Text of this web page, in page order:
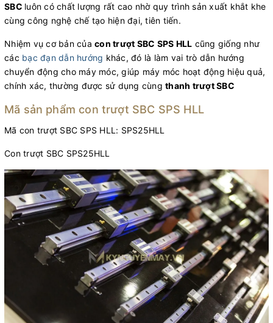
SBC luôn có chất lượng rất cao nhờ quy trình sản xuất khắt khe
cùng công nghệ chế tạo hiện đại, tiên tiến.
Nhiệm vụ cơ bản của con trượt SBC SPS HLL cũng giống như
các bạc đạn dẫn hướng khác, đó là làm vai trò dẫn hướng
chuyển động cho máy móc, giúp máy móc hoạt động hiệu quả,
chính xác, thường được sử dụng cùng thanh trượt SBC
Mã sản phẩm con trượt SBC SPS HLL
Mã con trượt SBC SPS HLL: SPS25HLL
Con trượt SBC SPS25HLL